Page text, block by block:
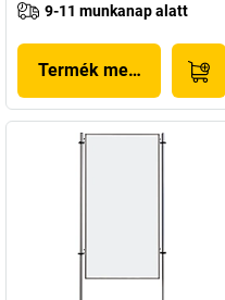
9-11 munkanap alatt
Termék megjelenítése